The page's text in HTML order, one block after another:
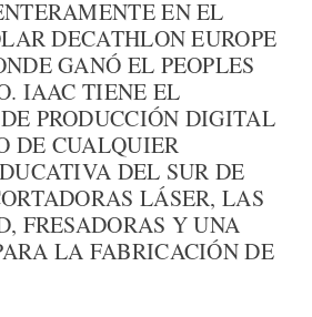
EN EL
DECATHLON EUROPE
GANÓ EL PEOPLES
IAAC TIENE EL
PRODUCCIÓN DIGITAL
DE CUALQUIER
DEL SUR DE
LÁSER, LAS
FRESADORAS Y UNA
LA FABRICACIÓN DE